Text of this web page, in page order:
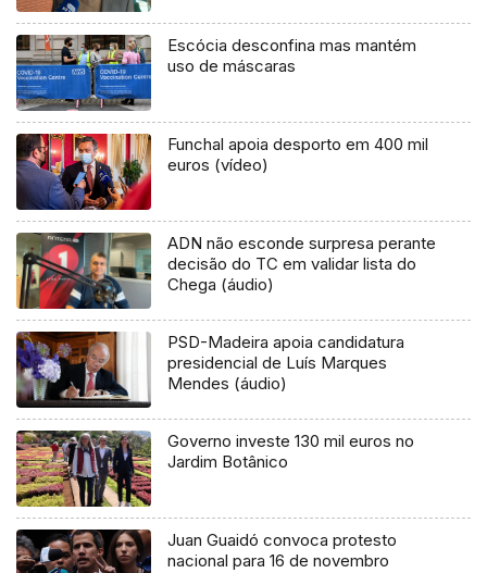
Escócia desconfina mas mantém
uso de máscaras
Funchal apoia desporto em 400 mil
euros (vídeo)
ADN não esconde surpresa perante
decisão do TC em validar lista do
Chega (áudio)
PSD-Madeira apoia candidatura
presidencial de Luís Marques
Mendes (áudio)
Governo investe 130 mil euros no
Jardim Botânico
Juan Guaidó convoca protesto
nacional para 16 de novembro